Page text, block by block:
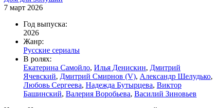
7 март 2026
Год выпуска:
2026
Жанр:
Русские сериалы
В ролях:
Екатерина Самойло, Илья Денискин, Дмитрий
Ячевский, Дмитрий Смирнов (V), Александр Шелудько,
Любовь Сергеева, Надежда Бутырцева, Виктор
Башинский, Валерия Воробьева, Василий Зиновьев